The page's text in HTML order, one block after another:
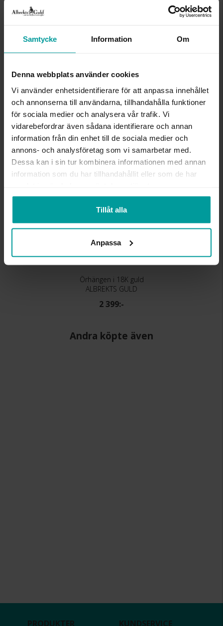
Samtycke Information Om
Denna webbplats använder cookies
Vi använder enhetsidentifierare för att anpassa innehållet
och annonserna till användarna, tillhandahålla funktioner
för sociala medier och analysera vår trafik. Vi
vidarebefordrar även sådana identifierare och annan
information från din enhet till de sociala medier och
annons- och analysföretag som vi samarbetar med.
Dessa kan i sin tur kombinera informationen med annan
information som du har tillhandahållit eller som de har
Tillåt alla
Anpassa
INFO
BREDD CA (MM)
5,64
MATERIAL
Guld
DETALJER
ihålig
VIKT CA (GRAM)
0,21
Liknande produkter
Örhängen i 18K guld
ALBREKTS GULD
2 399:-
Andra köpte även
PRODUKTER KUNDSERVICE